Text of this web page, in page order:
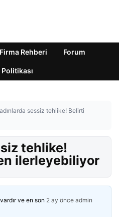
Firma Rehberi Forum
sessiz tehlike! Belirti
tehlike!
ilerleyebiliyor
ve en son 2 ay önce admin